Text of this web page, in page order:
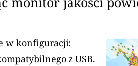
w konfiguracji:
z USB.